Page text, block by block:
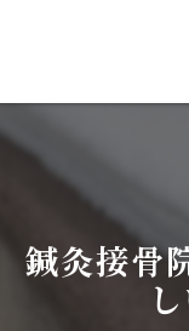
鍼灸接骨